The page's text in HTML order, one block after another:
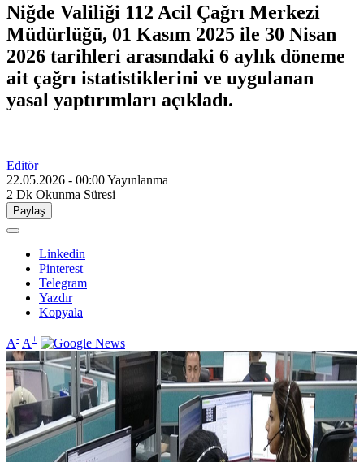
Niğde Valiliği 112 Acil Çağrı Merkezi
Müdürlüğü, 01 Kasım 2025 ile 30 Nisan
2026 tarihleri arasındaki 6 aylık döneme
ait çağrı istatistiklerini ve uygulanan
yasal yaptırımları açıkladı.
Editör
22.05.2026 - 00:00Yayınlanma
2 Dk Okunma Süresi
Paylaş
Linkedin
Pinterest
Telegram
Yazdır
Kopyala
A- A+